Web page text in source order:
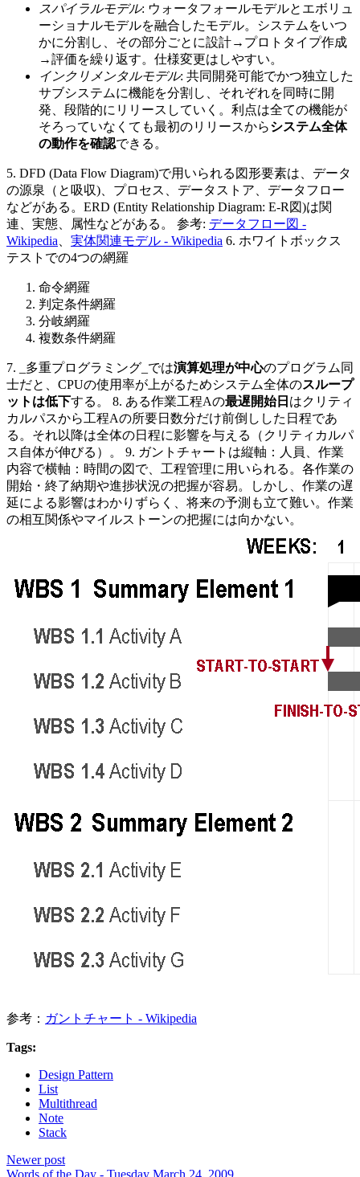
スパイラルモデル: ウォータフォールモデルとエボリュ
ーショナルモデルを融合したモデル。システムをいつ
かに分割し、その部分ごとに設計→プロトタイプ作成
→評価を繰り返す。仕様変更はしやすい。
インクリメンタルモデル: 共同開発可能でかつ独立した
サブシステムに機能を分割し、それぞれを同時に開
発、段階的にリリースしていく。利点は全ての機能が
そろっていなくても最初のリリースからシステム全体
の動作を確認できる。
5. DFD (Data Flow Diagram)で用いられる図形要素は、データ
の源泉（と吸収)、プロセス、データストア、データフロー
などがある。ERD (Entity Relationship Diagram: E-R図)は関
連、実態、属性などがある。 参考: データフロー図 -
Wikipedia
実体関連モデル - Wikipedia 6. ホワイトボックス
テストでの4つの網羅
命令網羅
判定条件網羅
分岐網羅
複数条件網羅
7. _多重プログラミング_では演算処理が中心のプログラム同
士だと、CPUの使用率が上がるためシステム全体のスループ
ットは低下する。 8. ある作業工程Aの最遅開始日 はクリティ
カルパスから工程Aの所要日数分だけ前倒しした日程であ
る。それ以降は全体の日程に影響を与える（クリティカルパ
ス自体が伸びる）。 9. ガントチャートは縦軸：人員、作業
内容で横軸：時間の図で、工程管理に用いられる。各作業の
開始・終了納期や進捗状況の把握が容易。しかし、作業の遅
延による影響はわかりずらく、将来の予測も立て難い。作業
の相互関係やマイルストーンの把握には向かない。
参考： ガントチャート - Wikipedia
Tags:
Design Pattern
List
Multithread
Note
Stack
Newer post